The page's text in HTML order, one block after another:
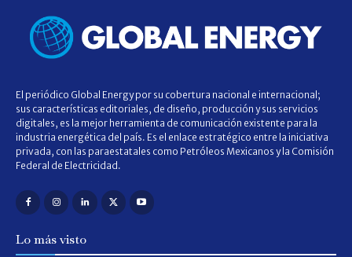
El periódico Global Energy por su cobertura nacional e internacional;
sus características editoriales, de diseño, producción y sus servicios
digitales, es la mejor herramienta de comunicación existente para la
industria energética del país. Es el enlace estratégico entre la iniciativa
privada, con las paraestatales como Petróleos Mexicanos y la Comisión
Federal de Electricidad.
Lo más visto